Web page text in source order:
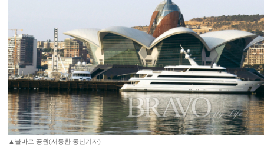
▲불바르 공원(서동환 동년기자)